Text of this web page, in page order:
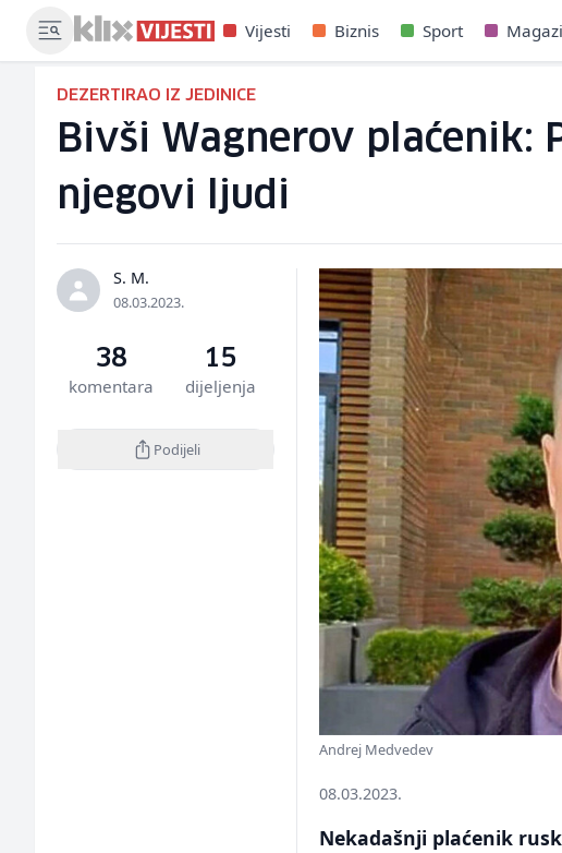
Vijesti Biznis Sport
DEZERTIRAO IZ JEDINICE
Bivši Wagnerov plaćenik:
njegovi ljudi
S. M.
08.03.2023.
38
komentara
15
dijeljenja
Podijeli
Andrej Medvedev
08.03.2023.
Nekadašnji plaćenik